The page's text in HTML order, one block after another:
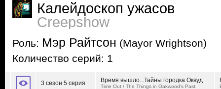
Калейдоскоп ужасов
Creepshow
Роль: Мэр Райтсон (Mayor Wrightson)
Количество серий: 1
3 сезон 5 серия Время вышло...Тайны городка Оквуд
Time Out / The Things in Oakwood's Past